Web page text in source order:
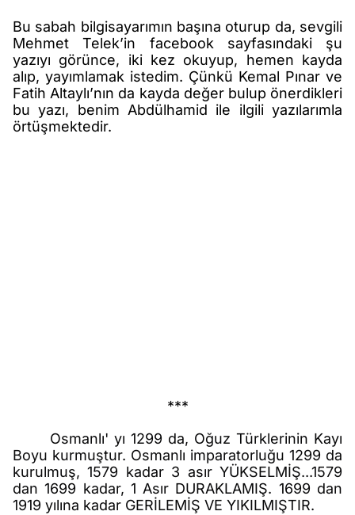
Bu sabah bilgisayarımın başına oturup da, sevgili
Mehmet Telek’in facebook sayfasındaki şu
yazıyı görünce, iki kez okuyup, hemen kayda
alıp, yayımlamak istedim. Çünkü Kemal Pınar ve
Fatih Altaylı’nın da kayda değer bulup önerdikleri
bu yazı, benim Abdülhamid ile ilgili yazılarımla
örtüşmektedir.
***
Osmanlı' yı 1299 da, Oğuz Türklerinin Kayı
Boyu kurmuştur. Osmanlı imparatorluğu 1299 da
kurulmuş, 1579 kadar 3 asır YÜKSELMİŞ...1579
dan 1699 kadar, 1 Asır DURAKLAMIŞ. 1699 dan
1919 yılına kadar GERİLEMİŞ VE YIKILMIŞTIR.